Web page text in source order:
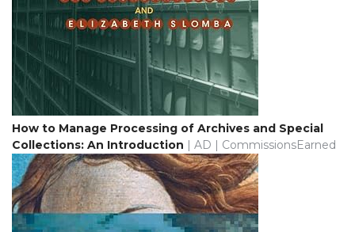
How to Manage Processing of Archives and Special
Collections: An Introduction | AD | CommissionsEarned